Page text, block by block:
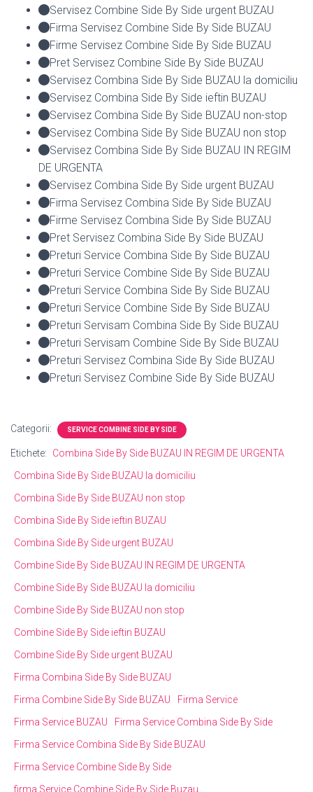
Servisez Combine Side By Side urgent BUZAU
Firma Servisez Combine Side By Side BUZAU
Firme Servisez Combine Side By Side BUZAU
Pret Servisez Combine Side By Side BUZAU
Servisez Combina Side By Side BUZAU la domiciliu
Servisez Combina Side By Side ieftin BUZAU
Servisez Combina Side By Side BUZAU non-stop
Servisez Combina Side By Side BUZAU non stop
Servisez Combina Side By Side BUZAU IN REGIM
DE URGENTA
Servisez Combina Side By Side urgent BUZAU
Firma Servisez Combina Side By Side BUZAU
Firme Servisez Combina Side By Side BUZAU
Pret Servisez Combina Side By Side BUZAU
Preturi Service Combina Side By Side BUZAU
Preturi Service Combine Side By Side BUZAU
Preturi Service Combina Side By Side BUZAU
Preturi Service Combine Side By Side BUZAU
Preturi Servisam Combina Side By Side BUZAU
Preturi Servisam Combine Side By Side BUZAU
Preturi Servisez Combina Side By Side BUZAU
Preturi Servisez Combine Side By Side BUZAU
Categorii: SERVICE COMBINE SIDE BY SIDE
Etichete:
Combina Side By Side BUZAU IN REGIM DE URGENTA
Combina Side By Side BUZAU la domiciliu
Combina Side By Side BUZAU non stop
Combina Side By Side ieftin BUZAU
Combina Side By Side urgent BUZAU
Combine Side By Side BUZAU IN REGIM DE URGENTA
Combine Side By Side BUZAU la domiciliu
Combine Side By Side BUZAU non stop
Combine Side By Side ieftin BUZAU
Combine Side By Side urgent BUZAU
Firma Combina Side By Side BUZAU
Firma Combine Side By Side BUZAU
Firma Service
Firma Service BUZAU
Firma Service Combina Side By Side
Firma Service Combina Side By Side BUZAU
Firma Service Combine Side By Side
firma Service Combine Side By Side Buzau